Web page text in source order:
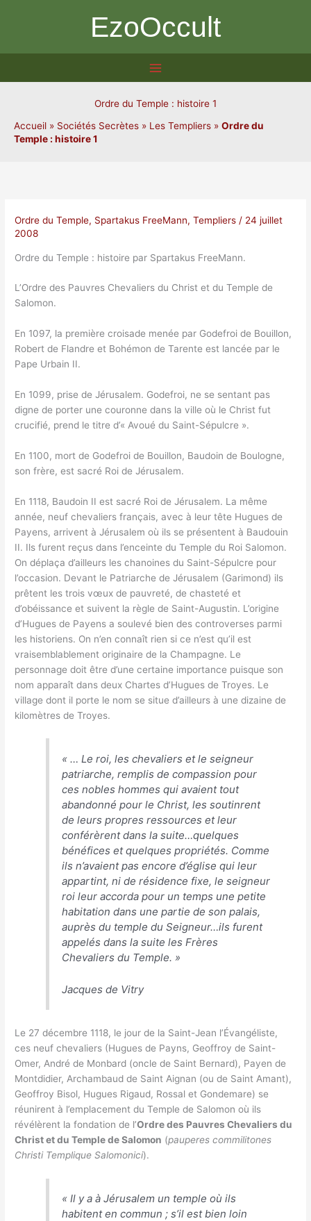
EzoOccult
Ordre du Temple : histoire 1
Accueil » Sociétés Secrètes » Les Templiers » Ordre du
Temple : histoire 1
Ordre du Temple, Spartakus FreeMann,Templiers / 24 juillet
2008
Ordre du Temple : histoire par Spartakus FreeMann.
L’Ordre des Pauvres Chevaliers du Christ et du Temple de
Salomon.
En 1097, la première croisade menée par Godefroi de Bouillon,
Robert de Flandre et Bohémon de Tarente est lancée par le
Pape Urbain II.
En 1099, prise de Jérusalem. Godefroi, ne se sentant pas
digne de porter une couronne dans la ville où le Christ fut
crucifié, prend le titre d’« Avoué du Saint-Sépulcre ».
En 1100, mort de Godefroi de Bouillon, Baudoin de Boulogne,
son frère, est sacré Roi de Jérusalem.
En 1118, Baudoin II est sacré Roi de Jérusalem. La même
année, neuf chevaliers français, avec à leur tête Hugues de
Payens, arrivent à Jérusalem où ils se présentent à Baudouin
II. Ils furent reçus dans l’enceinte du Temple du Roi Salomon.
On déplaça d’ailleurs les chanoines du Saint-Sépulcre pour
l’occasion. Devant le Patriarche de Jérusalem (Garimond) ils
prêtent les trois vœux de pauvreté, de chasteté et
d’obéissance et suivent la règle de Saint-Augustin. L’origine
d’Hugues de Payens a soulevé bien des controverses parmi
les historiens. On n’en connaît rien si ce n’est qu’il est
vraisemblablement originaire de la Champagne. Le
personnage doit être d’une certaine importance puisque son
nom apparaît dans deux Chartes d’Hugues de Troyes. Le
village dont il porte le nom se situe d’ailleurs à une dizaine de
kilomètres de Troyes.
«… Le roi, les chevaliers et le seigneur
patriarche, remplis de compassion pour
ces nobles hommes qui avaient tout
abandonné pour le Christ, les soutinrent
de leurs propres ressources et leur
conférèrent dans la suite…quelques
bénéfices et quelques propriétés. Comme
ils n’avaient pas encore d’église qui leur
appartint, ni de résidence fixe, le seigneur
roi leur accorda pour un temps une petite
habitation dans une partie de son palais,
auprès du temple du Seigneur…ils furent
appelés dans la suite les Frères
Chevaliers du Temple. »
Jacques de Vitry
Le 27 décembre 1118, le jour de la Saint-Jean l’Évangéliste,
ces neuf chevaliers (Hugues de Payns, Geoffroy de Saint-
Omer, André de Monbard (oncle de Saint Bernard), Payen de
Montdidier, Archambaud de Saint Aignan (ou de Saint Amant),
Geoffroy Bisol, Hugues Rigaud, Rossal et Gondemare) se
réunirent à l’emplacement du Temple de Salomon où ils
révélèrent la fondation de l’Ordre des Pauvres Chevaliers du
Christ et du Temple de Salomon (pauperes commilitones
Christi Templique Salomonici).
« Il y a à Jérusalem un temple où ils
habitent en commun ; s’il est bien loin